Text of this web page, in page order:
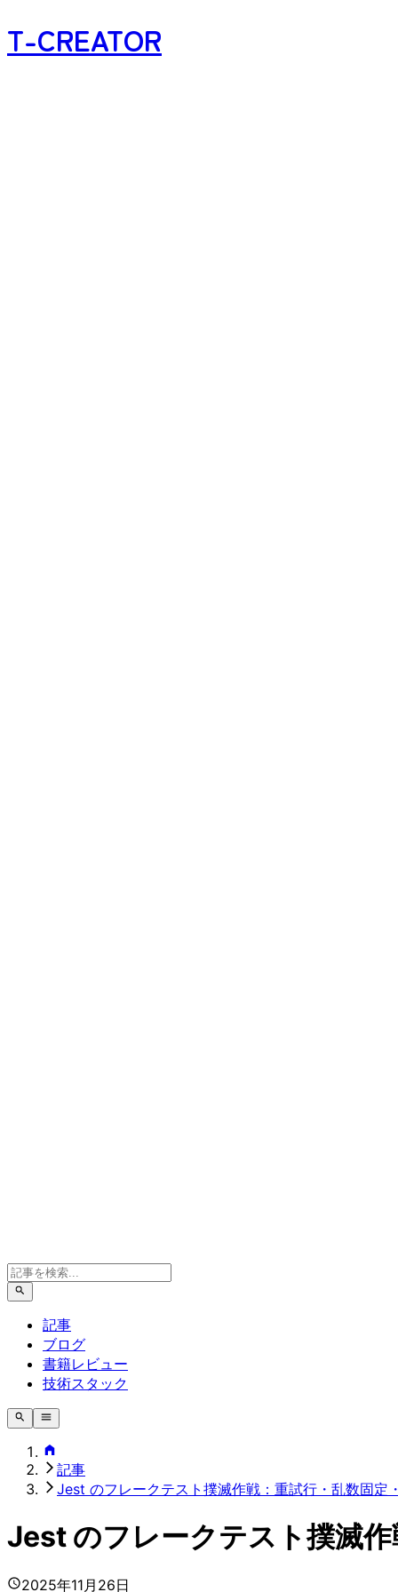
T-CREATOR
記事
ブログ
書籍レビュー
技術スタック
記事
Jest のフレークテスト撲滅作戦：重試行・乱数固定
Jest のフレークテスト撲滅
2025年11月26日